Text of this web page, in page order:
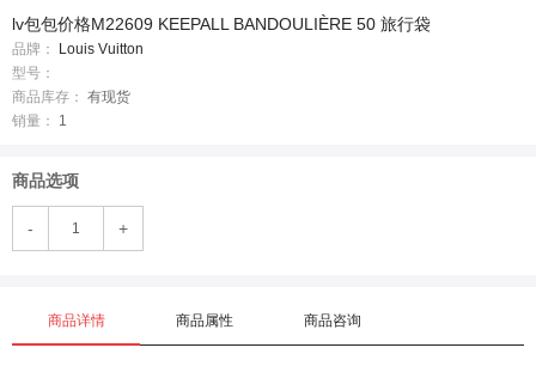
lv包包价格M22609 KEEPALL BANDOULIÈRE 50 旅行袋
品牌：
Louis Vuitton
型号：
商品库存： 有现货
销量：
1
商品选项
- +
商品详情 商品属性 商品咨询